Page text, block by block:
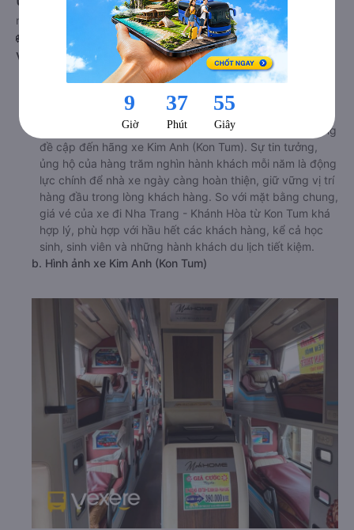
null
🚌 1. Xe Kim Anh (Kon Tum) khởi hành tại 130 Hùng
Vương (Bến xe Ngọc Hồi)
a. Giới thiệu xe Kim Anh (Kon Tum)
Nhắc đến các hãng xe top đầu trên tuyến đường từ Kon
Tum đi Nha Trang - Khánh Hòa sẽ rất thiếu sót nếu không
đề cập đến hãng xe Kim Anh (Kon Tum). Sự tin tưởng,
ủng hộ của hàng trăm nghìn hành khách mỗi năm là động
lực chính để nhà xe ngày càng hoàn thiện, giữ vững vị trí
hàng đầu trong lòng khách hàng. So với mặt bằng chung,
giá vé của xe đi Nha Trang - Khánh Hòa từ Kon Tum khá
hợp lý, phù hợp với hầu hết các khách hàng, kể cả học
sinh, sinh viên và những hành khách du lịch tiết kiệm.
b. Hình ảnh xe Kim Anh (Kon Tum)